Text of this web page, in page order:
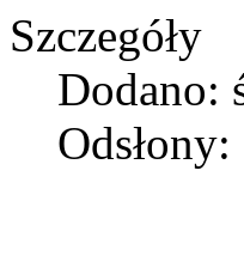
Szczegóły
Dodano: